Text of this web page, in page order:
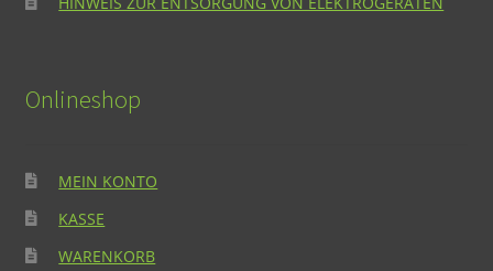
Onlineshop
MEIN KONTO
KASSE
WARENKORB